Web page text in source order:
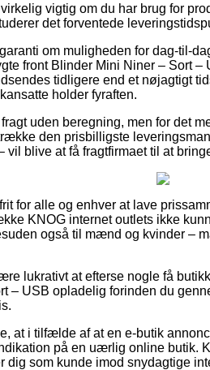
vigtig om du har brug for
det forventede
om muligheden for dag-til-
front Blinder Mini Niner – Sort
tidligere end et nøjagtigt
holder fyraften.
uden beregning, men for det
den prisbilligste
vil blive at få fragtfirmaet til at
for alle og enhver at lave
KNOG internet outlets ikke
også til mænd og kvinder –
lukrativt at efterse nogle få
– USB opladelig forinden du
at i tilfælde af at en e-butik
på en uærlig online butik.
dig som kunde imod snydagtige